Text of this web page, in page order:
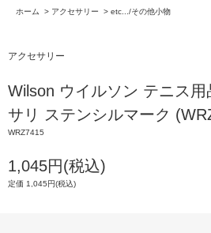
ホーム > アクセサリー > etc.../その他小物
アクセサリー
Wilson ウイルソン テニス
サリ ステンシルマーク
WRZ7415
1,045円(税込)
定価 1,045円(税込)